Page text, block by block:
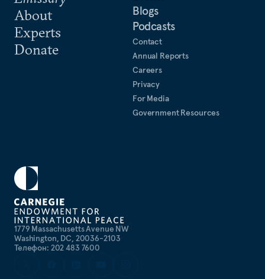
1779 Massachusetts Avenue NW
Washington, DC, 20036-2103
Телефон: 202 483 7600
About
Experts
Donate
Blogs
Podcasts
Contact
Annual Reports
Careers
Privacy
For Media
Government Resources